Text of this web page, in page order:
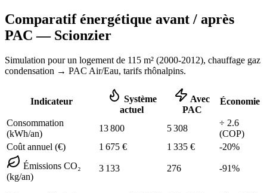
Comparatif énergétique avant / après
PAC — Scionzier
Simulation pour un logement de 115 m² (2000-2012), chauffage gaz
condensation → PAC Air/Eau, tarifs rhônalpins.
Indicateur
Système
actuel
Avec
PAC
Économie
Consommation
(kWh/an)
13 800 5 308
÷ 2.6
(COP)
Coût annuel (€)
1 675 € 1 335 € -20%
Émissions CO₂
(kg/an)
3 133 276 -91%